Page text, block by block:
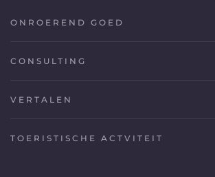
ONROEREND GOED
CONSULTING
VERTALEN
TOERISTISCHE ACTVITEIT